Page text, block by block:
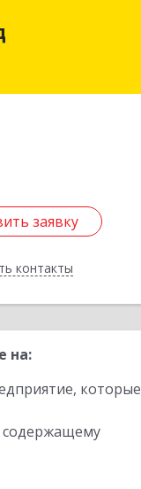
заявку
контакты
обл, Самара г,
заявку
на:
которые
содержащему